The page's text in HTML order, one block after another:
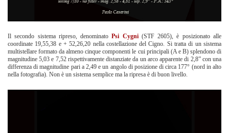
Il secondo sistema ripreso, denominato Psi Cygni (STF 2605), è posizionato alle
coordinate 19,55,38 e + 52,26,20 nella costellazione del Cigno. Si tratta di un sistema
multistellare formato da almeno cinque componenti le cui principali (A e B) splendono di
magnitudine 5,03 e 7,52 rispettivamente distanziate da un arco apparente di 2,8” con una
differenza di magnitudine pari a 2,49 e un angolo di posizione di circa 177° (nord in alto
nella fotografia). Non è un sistema semplice ma la ripresa è di buon livello.